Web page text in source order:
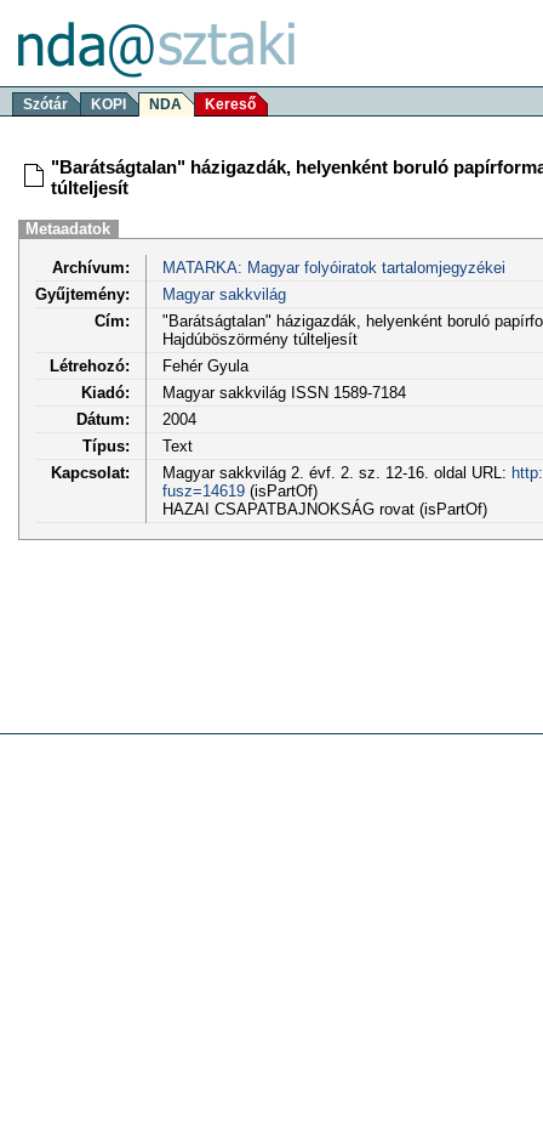
Szótár KOPI NDA Kereső
"Barátságtalan" házigazdák, helyenként boruló
túlteljesít
Metaadatok
Archívum:
MATARKA: Magyar folyóiratok tartalomjegyzékei
Gyűjtemény:
Magyar sakkvilág
Cím:
"Barátságtalan" házigazdák, helyenként boruló
Hajdúböszörmény túlteljesít
Létrehozó:
Fehér Gyula
Kiadó:
Magyar sakkvilág ISSN 1589-7184
Dátum:
2004
Típus:
Text
Kapcsolat:
Magyar sakkvilág 2. évf. 2. sz. 12-16. oldal URL:
fusz=14619(isPartOf)
HAZAI CSAPATBAJNOKSÁG rovat (isPartOf)